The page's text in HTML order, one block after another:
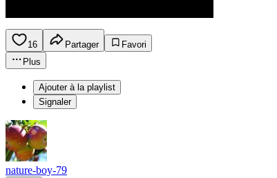
16 Partager
Favori
Plus
Ajouter à la playlist
Signaler
nature-boy-79